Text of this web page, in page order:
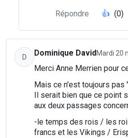
Répondre 👍 (0)
D Dominique David Mardi 20
Merci Anne Merrien pour
Mais ce n'est toujours pas
Il serait bien que ce
aux deux passages
-le temps des rois / les
francs et les Vikings /